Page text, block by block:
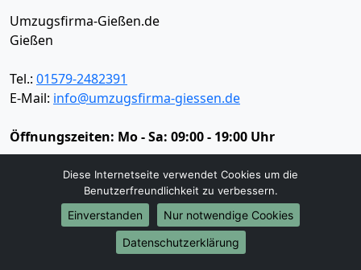
Umzugsfirma-Gießen.de
Gießen
Tel.: 01579-2482391
E-Mail: info@umzugsfirma-giessen.de
Öffnungszeiten: Mo - Sa: 09:00 - 19:00 Uhr
Impressum
Datenschutz
Umzugsservice
Diese Internetseite verwendet Cookies um die
Benutzerfreundlichkeit zu verbessern.
Einverstanden
Nur notwendige Cookies
Datenschutzerklärung